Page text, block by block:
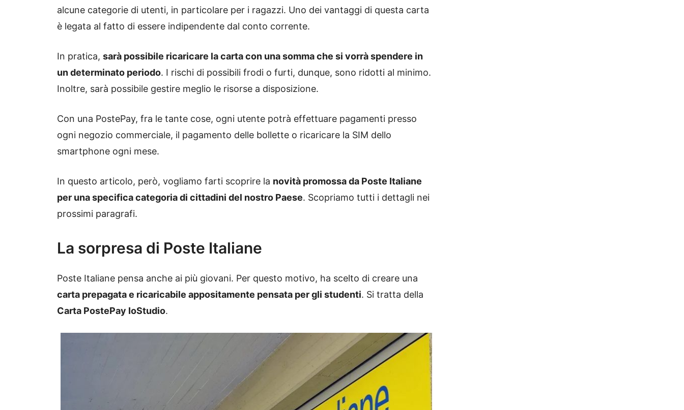
alcune categorie di utenti, in particolare per i ragazzi. Uno dei vantaggi di questa carta
è legata al fatto di essere indipendente dal conto corrente.
In pratica, sarà possibile ricaricare la carta con una somma che si vorrà spendere in
un determinato periodo. I rischi di possibili frodi o furti, dunque, sono ridotti al minimo.
Inoltre, sarà possibile gestire meglio le risorse a disposizione.
Con una PostePay, fra le tante cose, ogni utente potrà effettuare pagamenti presso
ogni negozio commerciale, il pagamento delle bollette o ricaricare la SIM dello
smartphone ogni mese.
In questo articolo, però, vogliamo farti scoprire la novità promossa da Poste Italiane
per una specifica categoria di cittadini del nostro Paese. Scopriamo tutti i dettagli nei
prossimi paragrafi.
La sorpresa di Poste Italiane
Poste Italiane pensa anche ai più giovani. Per questo motivo, ha scelto di creare una
carta prepagata e ricaricabile appositamente pensata per gli studenti. Si tratta della
Carta PostePay IoStudio.